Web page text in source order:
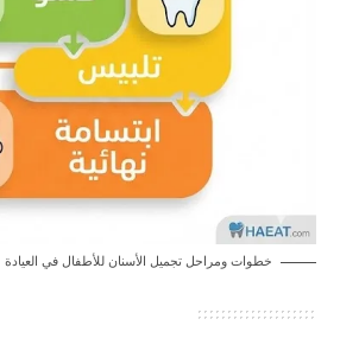
خطوات ومراحل تجميل الأسنان للأطفال في العيادة